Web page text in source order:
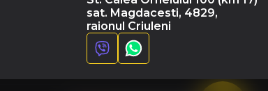
sat. Magdacesti, 4829,
raionul Criuleni